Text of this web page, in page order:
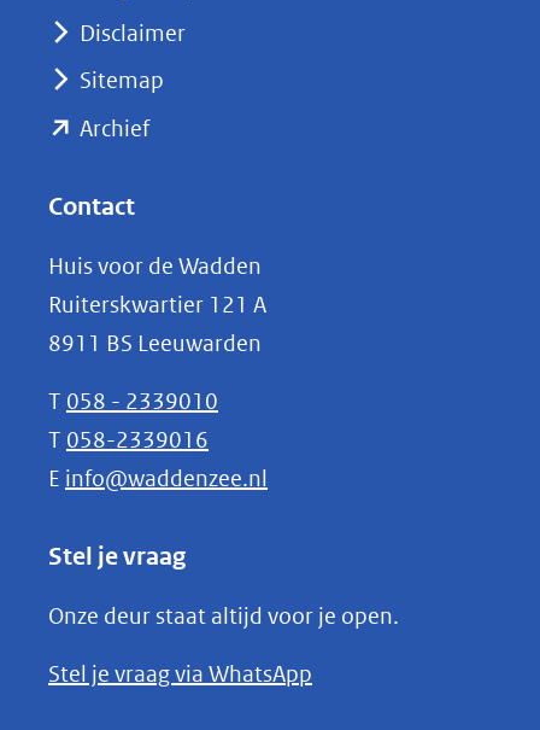
naar
Disclaimer
Sitemap
Archief(opent
(verwijst
naar
een
andere
website)
Contact
Huis voor de Wadden
Ruiterskwartier 121 A
8911 BS Leeuwarden
T 058 - 2339010
T 058-2339016
E info@waddenzee.nl
Stel je vraag
Onze deur staat altijd voor je open.
Stel je vraag via WhatsApp